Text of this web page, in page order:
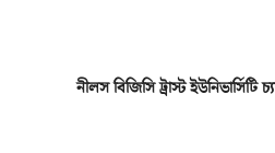
নীলস বিজিসি ট্রাস্ট